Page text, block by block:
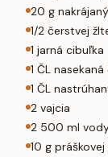
20 g
1/2 čerstvej
1 jarná cibuľka
1 ČL
1 ČL
2 vajcia
2 500 ml
10 g